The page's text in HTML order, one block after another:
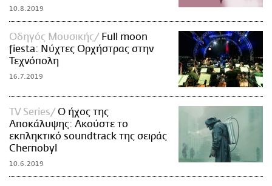
10.8.2019
Οδηγός Μουσικής
Full moon
fiesta: Νύχτες Ορχήστρας στην
Τεχνόπολη
16.7.2019
TV Series
Ο ήχος της
Αποκάλυψης: Ακούστε το
εκπληκτικό soundtrack της σειράς
Chernobyl
10.6.2019